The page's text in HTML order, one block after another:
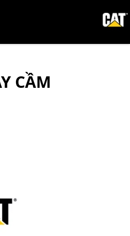
CẦM